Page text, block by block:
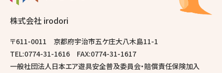
株式会社 irodori
〒611-0011 京都府宇治市五ケ庄大八木島11-1
TEL:0774-31-1616 FAX:0774-31-1617
一般社団法人日本エア遊具安全普及委員会・賠償責任保険加入